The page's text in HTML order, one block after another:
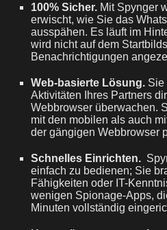
100% Sicher. Mit Spynger
erwischt, wie Sie das
ausspähen. Es läuft im
wird nicht auf dem
Benachrichtigungen
Web-basierte Lösung. Sie
Aktivitäten Ihres Partners
Webbrowser überwachen.
mit den mobilen als auch
der gängigen Webbrowser
Schnelles Einrichten.
einfach zu bedienen; Sie
Fähigkeiten oder IT-
wenigen Spionage-Apps,
Minuten vollständig